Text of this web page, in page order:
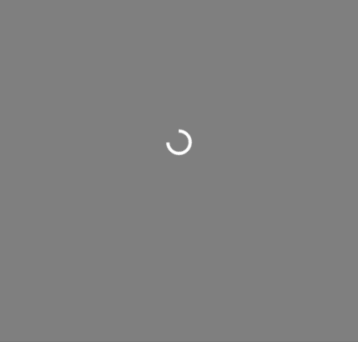
Loading...